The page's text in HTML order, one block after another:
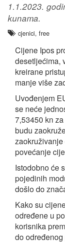
1.1.2023.
kunama.
cjenici, free
Cijene Ipos
desetljećima,
kreirane
manje više
Uvođenjem
se neće
7,53450 kn
budu
povećanje
Istodobno će
pojedinih
došlo do
Kako su
određene u
korisnika
do